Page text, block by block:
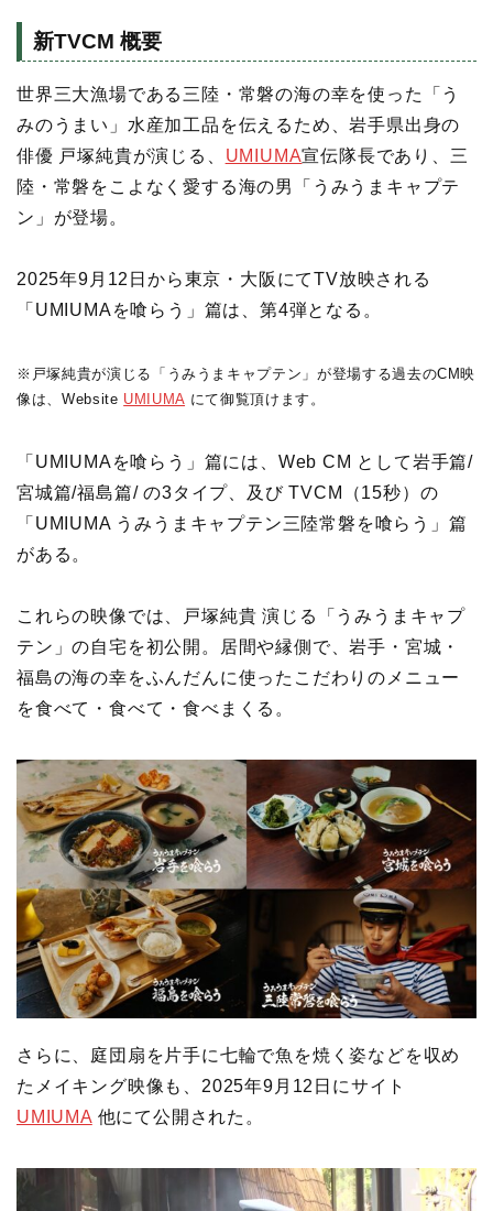
新TVCM 概要
世界三大漁場である三陸・常磐の海の幸を使った「う
みのうまい」水産加工品を伝えるため、岩手県出身の
俳優 戸塚純貴が演じる、 UMIUMA宣伝隊長であり、三
陸・常磐をこよなく愛する海の男「うみうまキャプテ
ン」が登場。
2025年9月12日から東京・大阪にてTV放映される
「UMIUMAを喰らう」篇は、第4弾となる。
※戸塚純貴が演じる「うみうまキャプテン」が登場する過去のCM映
像は、Website UMIUMA にて御覧頂けます。
「UMIUMAを喰らう」篇には、Web CM として岩手篇/
宮城篇/福島篇/ の3タイプ、及び TVCM（15秒）の
「UMIUMA うみうまキャプテン三陸常磐を喰らう」篇
がある。
これらの映像では、戸塚純貴 演じる「うみうまキャプ
テン」の自宅を初公開。居間や縁側で、岩手・宮城・
福島の海の幸をふんだんに使ったこだわりのメニュー
を食べて・食べて・食べまくる。
さらに、庭団扇を片手に七輪で魚を焼く姿などを収め
たメイキング映像も、2025年9月12日にサイト
UMIUMA 他にて公開された。